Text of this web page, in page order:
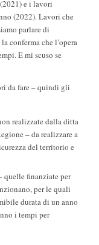
e i lavori
(2022). Lavori che
parlare di
conferma che l’opera
E mi scuso se
da fare – quindi gli
realizzate dalla ditta
– da realizzare a
del territorio e
quelle finanziate per
per le quali
durata di un anno
i tempi per